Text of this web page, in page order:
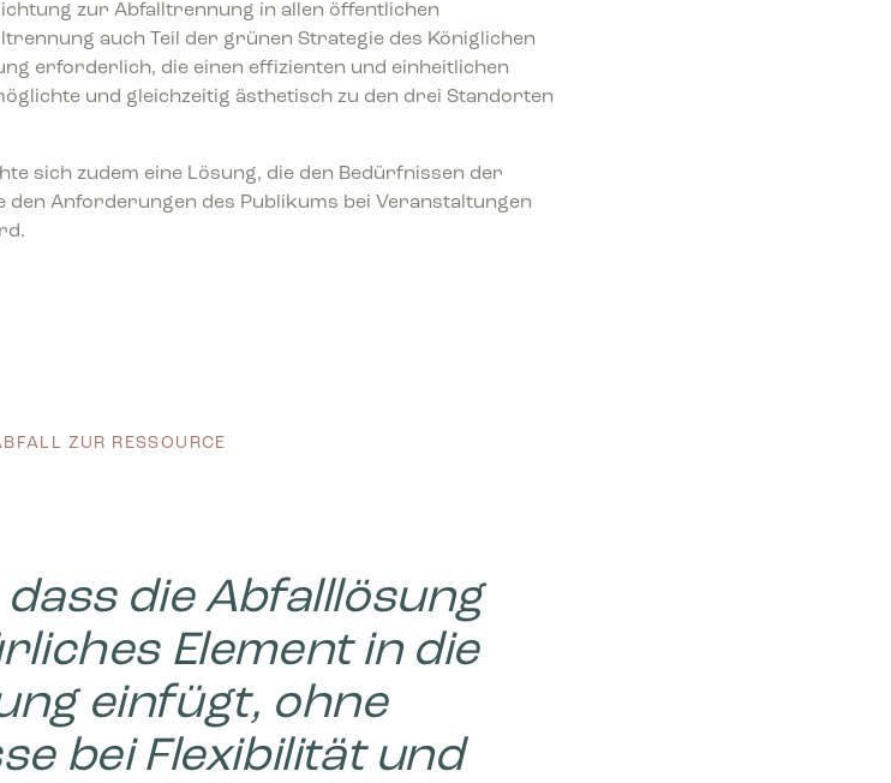
zur Abfalltrennung in allen öffentlichen
auch Teil der grünen Strategie des Königlichen
erforderlich, die einen effizienten und einheitlichen
und gleichzeitig ästhetisch zu den drei Standorten
sich zudem eine Lösung, die den Bedürfnissen der
den Anforderungen des Publikums bei Veranstaltungen
ZUR RESSOURCE
die Abfalllösung
Element in die
einfügt, ohne
bei Flexibilität und